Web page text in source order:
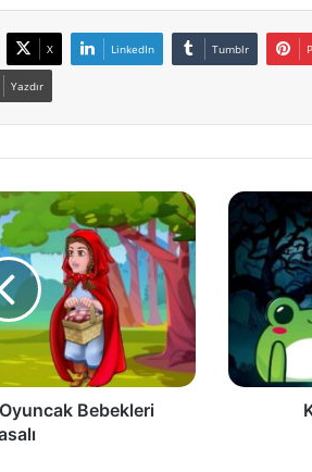
X LinkedIn Tumblr
Yazdır
Bebekleri
Kurbağaların
Cezası
Masalı